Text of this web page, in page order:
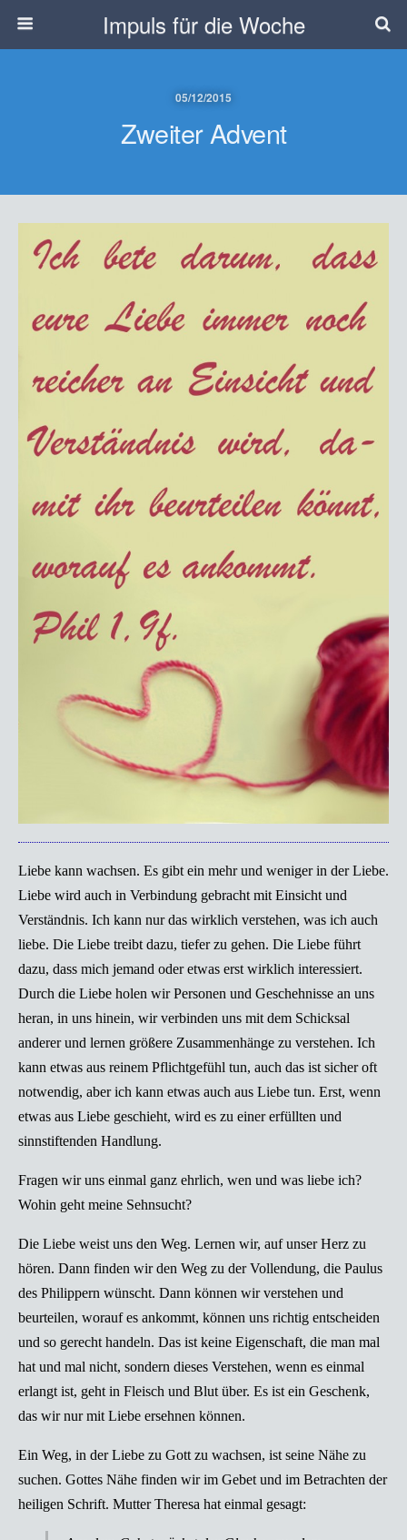
Impuls für die Woche
05/12/2015
Zweiter Advent
Liebe kann wachsen. Es gibt ein mehr und weniger in der Liebe.
Liebe wird auch in Verbindung gebracht mit Einsicht und
Verständnis. Ich kann nur das wirklich verstehen, was ich auch
liebe. Die Liebe treibt dazu, tiefer zu gehen. Die Liebe führt
dazu, dass mich jemand oder etwas erst wirklich interessiert.
Durch die Liebe holen wir Personen und Geschehnisse an uns
heran, in uns hinein, wir verbinden uns mit dem Schicksal
anderer und lernen größere Zusammenhänge zu verstehen. Ich
kann etwas aus reinem Pflichtgefühl tun, auch das ist sicher oft
notwendig, aber ich kann etwas auch aus Liebe tun. Erst, wenn
etwas aus Liebe geschieht, wird es zu einer erfüllten und
sinnstiftenden Handlung.
Fragen wir uns einmal ganz ehrlich, wen und was liebe ich?
Wohin geht meine Sehnsucht?
Die Liebe weist uns den Weg. Lernen wir, auf unser Herz zu
hören. Dann finden wir den Weg zu der Vollendung, die Paulus
des Philippern wünscht. Dann können wir verstehen und
beurteilen, worauf es ankommt, können uns richtig entscheiden
und so gerecht handeln. Das ist keine Eigenschaft, die man mal
hat und mal nicht, sondern dieses Verstehen, wenn es einmal
erlangt ist, geht in Fleisch und Blut über. Es ist ein Geschenk,
das wir nur mit Liebe ersehnen können.
Ein Weg, in der Liebe zu Gott zu wachsen, ist seine Nähe zu
suchen. Gottes Nähe finden wir im Gebet und im Betrachten der
heiligen Schrift. Mutter Theresa hat einmal gesagt: